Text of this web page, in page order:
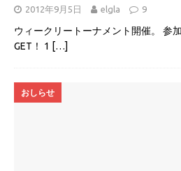
2012年9月5日 elgla 9
ウィークリートーナメント開催。 参
GET！ 1 […]
おしらせ